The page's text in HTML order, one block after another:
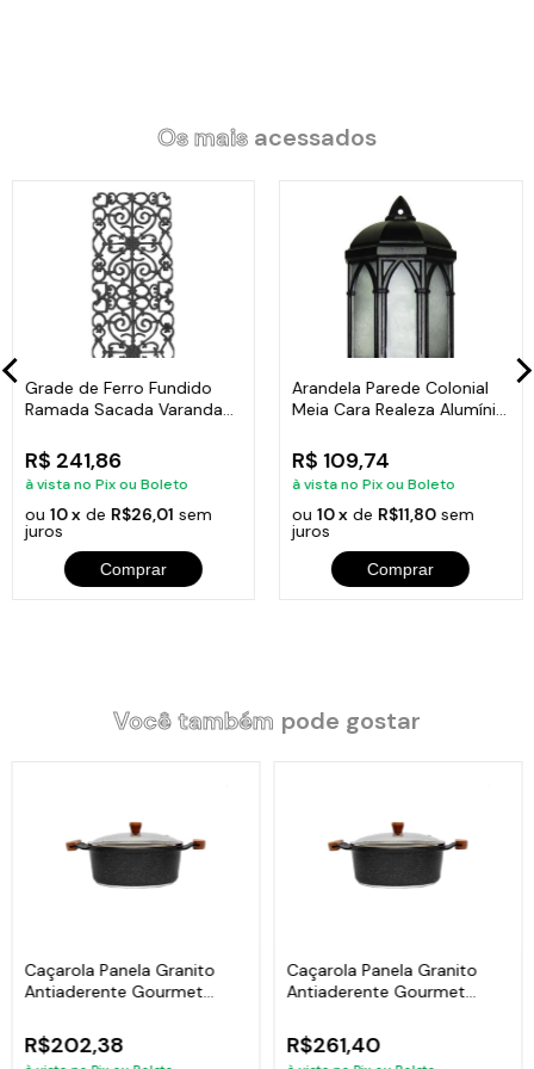
Itens Inclusos:
01 Caçarola Branca Antiaderente Marmorizada Javali AM
Código:2124JAV
Os mais acessados
Grade de Ferro Fundido
Ramada Sacada Varanda
R$ 241,86
à vista no Pix ou Boleto
ou 10 xde R$26,01 sem
juros
Comprar
Arandela Parede Colonial
Meia Cara Realeza Alumínio
R$ 109,74
à vista no Pix ou Boleto
ou 10 xde R$11,80sem
juros
Comprar
Você também pode gostar
Caçarola Panela Granito
Antiaderente Gourmet
R$202,38
Caçarola Panela Granito
Antiaderente Gourmet
R$261,40